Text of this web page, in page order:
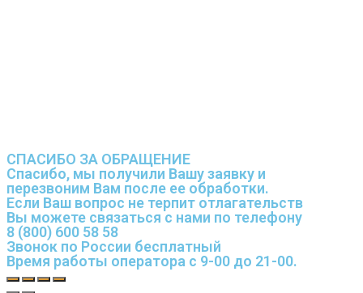
СПАСИБО ЗА ОБРАЩЕНИЕ
Спасибо, мы получили Вашу заявку и
перезвоним Вам после ее обработки.
Если Ваш вопрос не терпит отлагательств
Вы можете связаться с нами по телефону
8 (800) 600 58 58
Звонок по России бесплатный
Время работы оператора с 9-00 до 21-00.